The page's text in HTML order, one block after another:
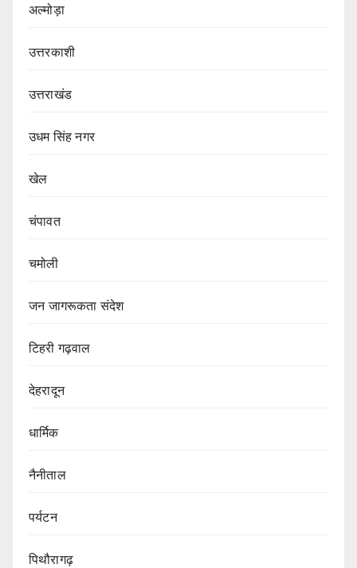
अल्मोड़ा
उत्तरकाशी
उत्तराखंड
उधम सिंह नगर
खेल
चंपावत
चमोली
जन जागरूकता संदेश
टिहरी गढ़वाल
देहरादून
धार्मिक
नैनीताल
पर्यटन
पिथौरागढ़